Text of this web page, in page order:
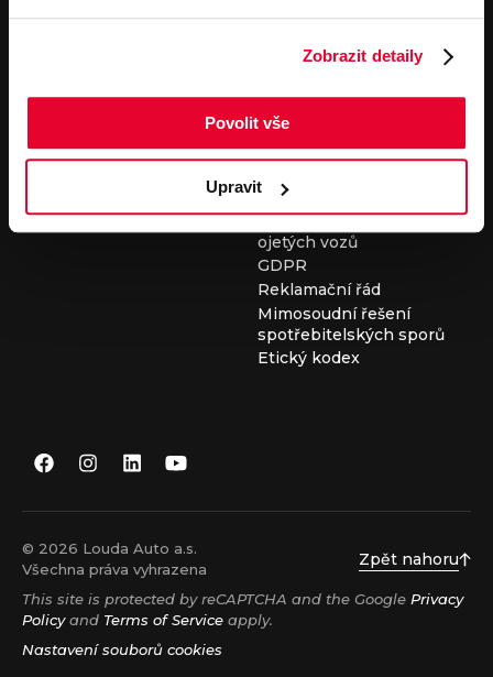
Zobrazit detaily
Povolit vše
Upravit
Servis
Cookies
Všeobecné obchodní
podmínky pro online
vozidel
Všeobecné obchodní
podmínky pro provádění
servisních prací
Všeobecné obchodní
podmínky při nákupu
ojetých vozů
GDPR
Reklamační řád
Mimosoudní řešení
spotřebitelských sporů
Etický kodex
© 2026 Louda Auto a.s.
Všechna práva vyhrazena
Zpět nahoru
This site is protected by reCAPTCHA and the Google Privacy
Policyand Terms of Service apply.
Nastavení souborů cookies